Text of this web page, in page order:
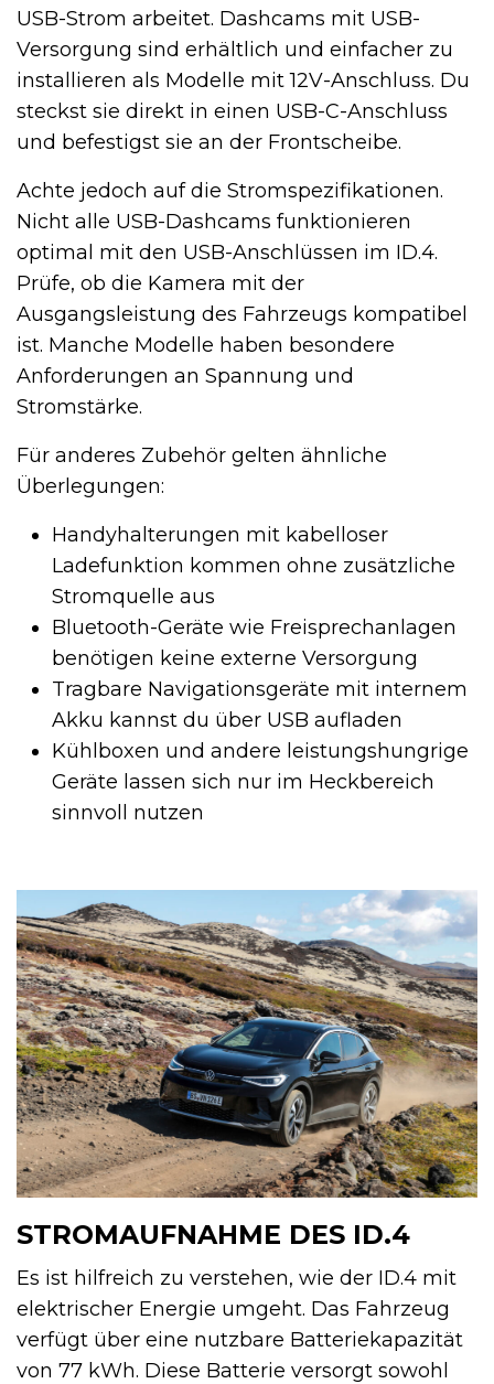
USB-Strom arbeitet. Dashcams mit USB-
Versorgung sind erhältlich und einfacher zu
installieren als Modelle mit 12V-Anschluss. Du
steckst sie direkt in einen USB-C-Anschluss
und befestigst sie an der Frontscheibe.
Achte jedoch auf die Stromspezifikationen.
Nicht alle USB-Dashcams funktionieren
optimal mit den USB-Anschlüssen im ID.4.
Prüfe, ob die Kamera mit der
Ausgangsleistung des Fahrzeugs kompatibel
ist. Manche Modelle haben besondere
Anforderungen an Spannung und
Stromstärke.
Für anderes Zubehör gelten ähnliche
Überlegungen:
Handyhalterungen mit kabelloser
Ladefunktion kommen ohne zusätzliche
Stromquelle aus
Bluetooth-Geräte wie Freisprechanlagen
benötigen keine externe Versorgung
Tragbare Navigationsgeräte mit internem
Akku kannst du über USB aufladen
Kühlboxen und andere leistungshungrige
Geräte lassen sich nur im Heckbereich
sinnvoll nutzen
STROMAUFNAHME DES ID.4
Es ist hilfreich zu verstehen, wie der ID.4 mit
elektrischer Energie umgeht. Das Fahrzeug
verfügt über eine nutzbare Batteriekapazität
von 77 kWh. Diese Batterie versorgt sowohl